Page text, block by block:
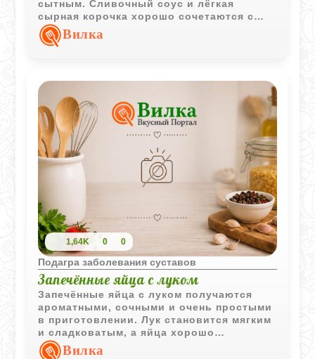
сытным. Сливочный соус и лёгкая
сырная корочка хорошо сочетаются с
рыбой и макаронами.
Вилка
1,64K 0 0
Подагра заболевания суставов
Запечённые яйца с луком
Запечённые яйца с луком получаются
ароматными, сочными и очень простыми
в приготовлении. Лук становится мягким
и сладковатым, а яйца хорошо
дополняют вкус блюда.
Вилка